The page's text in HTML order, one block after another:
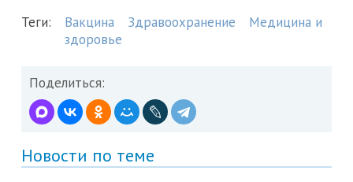
Теги: Вакцина Здравоохранение
Медицина и
здоровье
Поделиться:
Новости по теме